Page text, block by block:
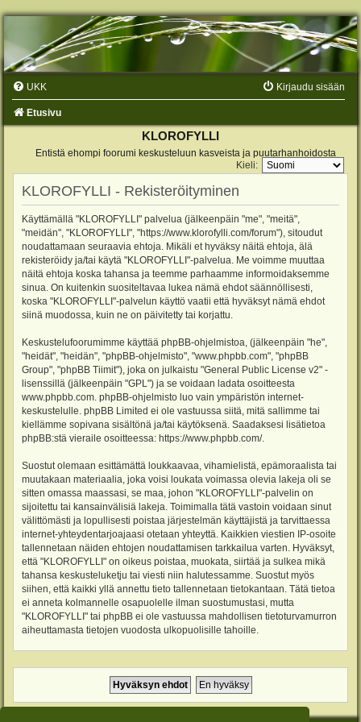
UKK Kirjaudu sisään
Etusivu
KLOROFYLLI
Entistä ehompi foorumi keskusteluun kasveista ja puutarhanhoidosta
Kieli:
KLOROFYLLI - Rekisteröityminen
Käyttämällä "KLOROFYLLI" palvelua (jälkeenpäin "me", "meitä",
"meidän", "KLOROFYLLI", "https://www.klorofylli.com/forum"), sitoudut
noudattamaan seuraavia ehtoja. Mikäli et hyväksy näitä ehtoja, älä
rekisteröidy ja/tai käytä "KLOROFYLLI"-palvelua. Me voimme muuttaa
näitä ehtoja koska tahansa ja teemme parhaamme informoidaksemme
sinua. On kuitenkin suositeltavaa lukea nämä ehdot säännöllisesti,
koska "KLOROFYLLI"-palvelun käyttö vaatii että hyväksyt nämä ehdot
siinä muodossa, kuin ne on päivitetty tai korjattu.
Keskustelufoorumimme käyttää phpBB-ohjelmistoa, (jälkeenpäin "he",
"heidät", "heidän", "phpBB-ohjelmisto", "www.phpbb.com", "phpBB
Group", "phpBB Tiimit"), joka on julkaistu "General Public License v2" -
lisenssillä (jälkeenpäin "GPL") ja se voidaan ladata osoitteesta
www.phpbb.com . phpBB-ohjelmisto luo vain ympäristön internet-
keskustelulle. phpBB Limited ei ole vastuussa siitä, mitä sallimme tai
kiellämme sopivana sisältönä ja/tai käytöksenä. Saadaksesi lisätietoa
phpBB:stä vieraile osoitteessa: https://www.phpbb.com/.
Suostut olemaan esittämättä loukkaavaa, vihamielistä, epämoraalista tai
muutakaan materiaalia, joka voisi loukata voimassa olevia lakeja oli se
sitten omassa maassasi, se maa, johon "KLOROFYLLI"-palvelin on
sijoitettu tai kansainvälisiä lakeja. Toimimalla tätä vastoin voidaan sinut
välittömästi ja lopullisesti poistaa järjestelmän käyttäjistä ja tarvittaessa
internet-yhteydentarjoajaasi otetaan yhteyttä. Kaikkien viestien IP-osoite
tallennetaan näiden ehtojen noudattamisen tarkkailua varten. Hyväksyt,
että "KLOROFYLLI" on oikeus poistaa, muokata, siirtää ja sulkea mikä
tahansa keskusteluketju tai viesti niin halutessamme. Suostut myös
siihen, että kaikki yllä annettu tieto tallennetaan tietokantaan. Tätä tietoa
ei anneta kolmannelle osapuolelle ilman suostumustasi, mutta
"KLOROFYLLI" tai phpBB ei ole vastuussa mahdollisen tietoturvamurron
aiheuttamasta tietojen vuodosta ulkopuolisille tahoille.